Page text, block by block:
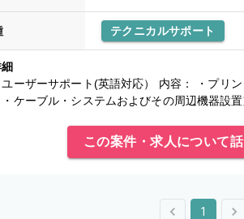
テクニカルサポート
ーザーサポート(英語対応） 内容： ・プリ
ケーブル・システムおよびその周辺機器設
この案件・求人について
1